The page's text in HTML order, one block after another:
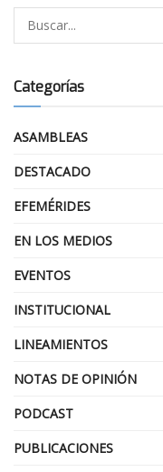
Categorías
ASAMBLEAS
DESTACADO
EFEMÉRIDES
EN LOS MEDIOS
EVENTOS
INSTITUCIONAL
LINEAMIENTOS
NOTAS DE OPINIÓN
PODCAST
PUBLICACIONES